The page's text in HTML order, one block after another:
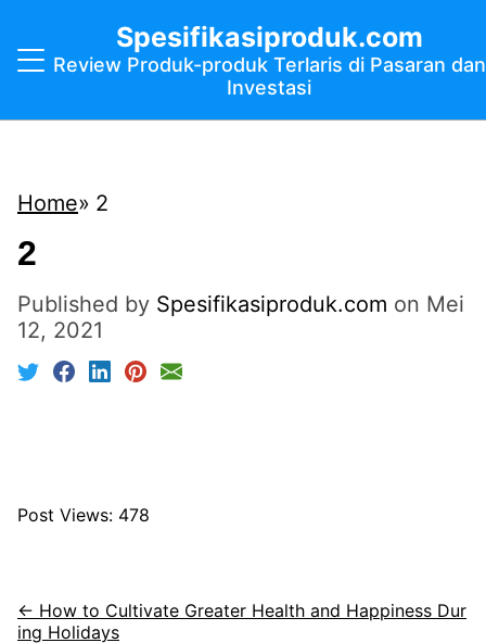
Spesifikasiproduk.com
Review Produk-produk Terlaris di Pasaran dan
Investasi
Home 2
2
Published by Spesifikasiproduk.com on Mei
12, 2021
Post Views: 478
← How to Cultivate Greater Health and Happiness Dur
ing Holidays